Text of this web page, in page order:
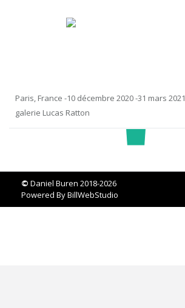
Paris, France -10 décembre 2020 -31 mars 2021
galerie Lucas Ratton
© Daniel Buren 2018-2026
Powered ByBillWebStudio